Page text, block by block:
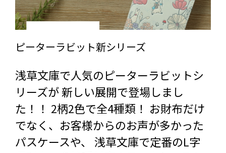
ピーターラビット新シリーズ
浅草文庫で人気のピーターラビットシ
リーズが 新しい展開で登場しまし
た！！ 2柄2色で全4種類！ お財布だけ
でなく、お客様からのお声が多かった
パスケースや、 浅草文庫で定番のL字